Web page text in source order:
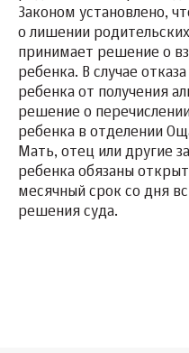
Законом установлено,
о лишении
принимает решение о
ребенка. В случае
ребенка от получения
решение о
ребенка в отделении
Мать, отец или другие
ребенка обязаны
месячный срок со дня
решения суда.